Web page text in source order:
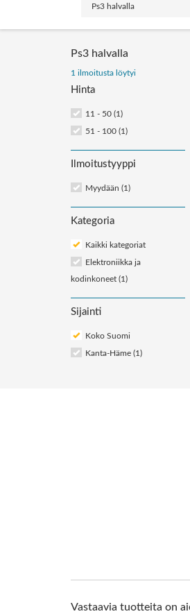
Ps3 halvalla
1 ilmoitusta löytyi
Hinta
11 - 50 (1)
51 - 100 (1)
Ilmoitustyyppi
Myydään (1)
Kategoria
Kaikki kategoriat
Elektroniikka ja
kodinkoneet (1)
Sijainti
Koko Suomi
Kanta-Häme (1)
Vastaavia tuotteita on